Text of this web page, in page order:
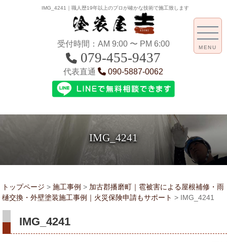
IMG_4241｜職人歴19年以上のプロが確かな技術で施工致します
受付時間：AM 9:00 〜 PM 6:00
079-455-9437
代表直通 090-5887-0062
IMG_4241
MENU
トップページ > 施工事例 > 加古郡播磨町｜雹被害による屋根補修・雨
樋交換・外壁塗装施工事例｜火災保険申請もサポート > IMG_4241
IMG_4241